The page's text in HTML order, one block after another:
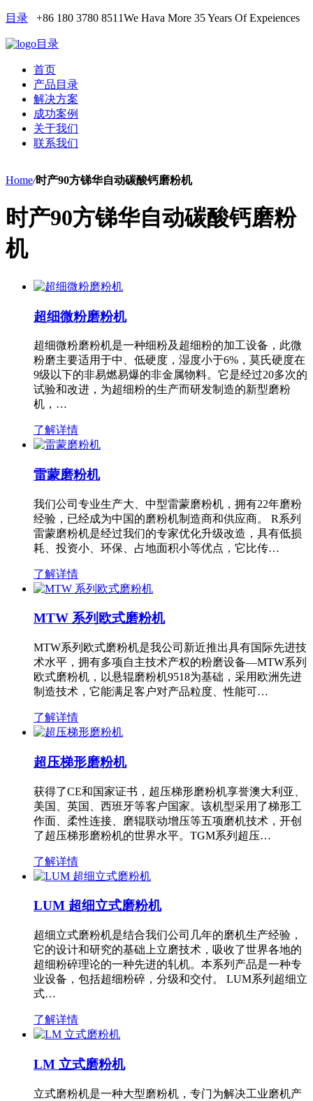
目录 +86 180 3780 8511We Hava More 35 Years Of Expeiences
目录
首页
产品目录
解决方案
成功案例
关于我们
联系我们
Home/时产90方锑华自动碳酸钙磨粉机
时产90方锑华自动碳酸钙磨粉
机
超细微粉磨粉机
超细微粉磨粉机是一种细粉及超细粉的加工设备，此微
粉磨主要适用于中、低硬度，湿度小于6%，莫氏硬度在
9级以下的非易燃易爆的非金属物料。它是经过20多次的
试验和改进，为超细粉的生产而研发制造的新型磨粉
机，…
了解详情
雷蒙磨粉机
我们公司专业生产大、中型雷蒙磨粉机，拥有22年磨粉
经验，已经成为中国的磨粉机制造商和供应商。 R系列
雷蒙磨粉机是经过我们的专家优化升级改造，具有低损
耗、投资小、环保、占地面积小等优点，它比传…
了解详情
MTW 系列欧式磨粉机
MTW系列欧式磨粉机是我公司新近推出具有国际先进技
术水平，拥有多项自主技术产权的粉磨设备—MTW系列
欧式磨粉机，以悬辊磨粉机9518为基础，采用欧洲先进
制造技术，它能满足客户对产品粒度、性能可…
了解详情
超压梯形磨粉机
获得了CE和国家证书，超压梯形磨粉机享誉澳大利亚、
美国、英国、西班牙等客户国家。该机型采用了梯形工
作面、柔性连接、磨辊联动增压等五项磨机技术，开创
了超压梯形磨粉机的世界水平。TGM系列超压…
了解详情
LUM 超细立式磨粉机
超细立式磨粉机是结合我们公司几年的磨机生产经验，
它的设计和研究的基础上立磨技术，吸收了世界各地的
超细粉碎理论的一种先进的轧机。本系列产品是一种专
业设备，包括超细粉碎，分级和交付。 LUM系列超细立
式…
了解详情
LM 立式磨粉机
立式磨粉机是一种大型磨粉机，专门为解决工业磨机产